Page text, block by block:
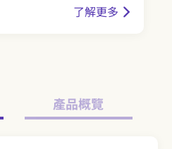
了解更多
產品概覽